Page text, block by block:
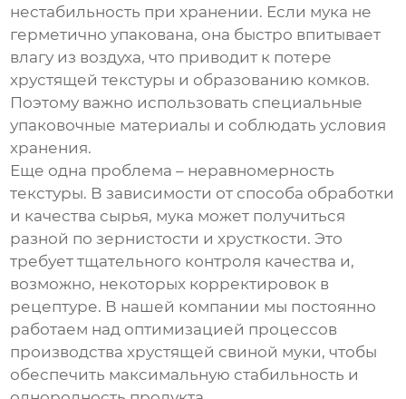
нестабильность при хранении. Если мука не
герметично упакована, она быстро впитывает
влагу из воздуха, что приводит к потере
хрустящей текстуры и образованию комков.
Поэтому важно использовать специальные
упаковочные материалы и соблюдать условия
хранения.
Еще одна проблема – неравномерность
текстуры. В зависимости от способа обработки
и качества сырья, мука может получиться
разной по зернистости и хрусткости. Это
требует тщательного контроля качества и,
возможно, некоторых корректировок в
рецептуре. В нашей компании мы постоянно
работаем над оптимизацией процессов
производствахрустящей свиной муки, чтобы
обеспечить максимальную стабильность и